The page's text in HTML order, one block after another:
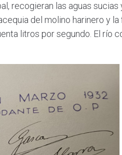
recogieran las aguas
del molino harinero y
litros por segundo. El río